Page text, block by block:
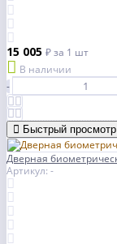
15 005 ₽за 1 шт
В наличии
-
Быстрый просмотр
Дверная
Артикул: -